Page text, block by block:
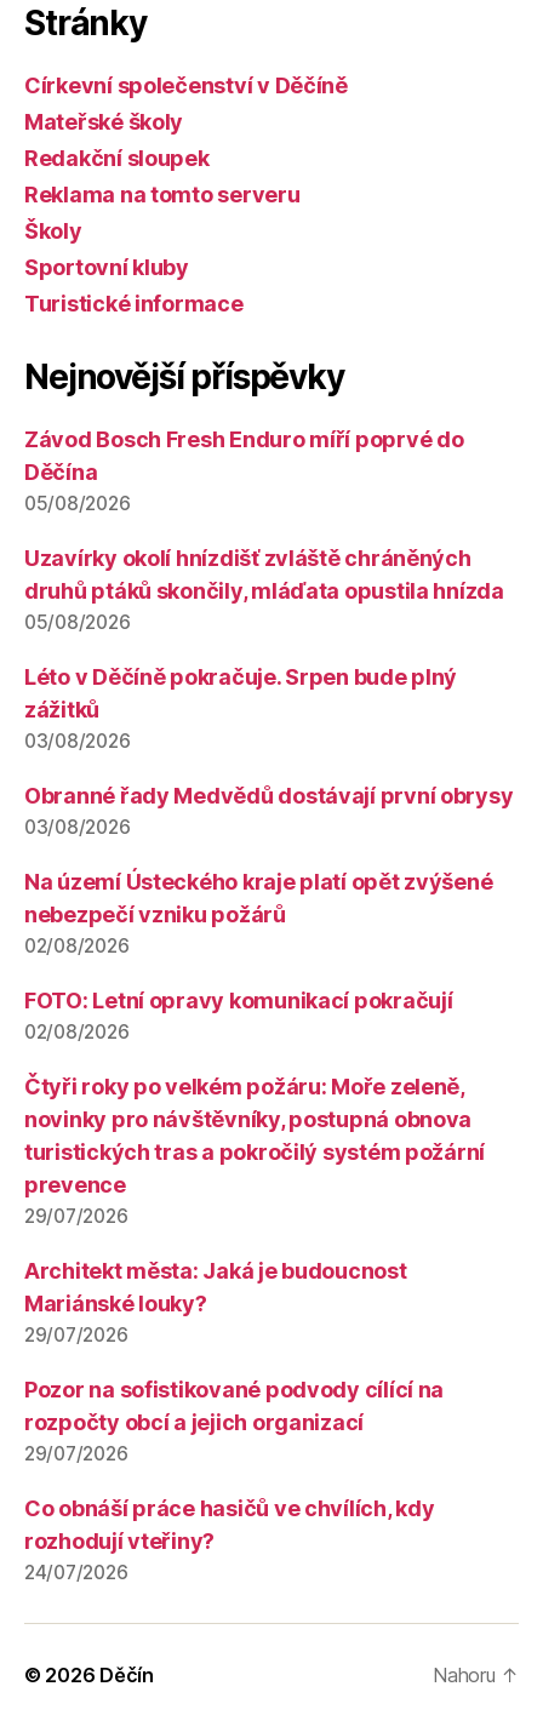
Stránky
Církevní společenství v Děčíně
Mateřské školy
Redakční sloupek
Reklama na tomto serveru
Školy
Sportovní kluby
Turistické informace
Nejnovější příspěvky
Závod Bosch Fresh Enduro míří poprvé do
Děčína
05/08/2026
Uzavírky okolí hnízdišť zvláště chráněných
druhů ptáků skončily, mláďata opustila hnízda
05/08/2026
Léto v Děčíně pokračuje. Srpen bude plný
zážitků
03/08/2026
Obranné řady Medvědů dostávají první obrysy
03/08/2026
Na území Ústeckého kraje platí opět zvýšené
nebezpečí vzniku požárů
02/08/2026
FOTO: Letní opravy komunikací pokračují
02/08/2026
Čtyři roky po velkém požáru: Moře zeleně,
novinky pro návštěvníky, postupná obnova
turistických tras a pokročilý systém požární
prevence
29/07/2026
Architekt města: Jaká je budoucnost
Mariánské louky?
29/07/2026
Pozor na sofistikované podvody cílící na
rozpočty obcí a jejich organizací
29/07/2026
Co obnáší práce hasičů ve chvílích, kdy
rozhodují vteřiny?
24/07/2026
© 2026 Děčín Nahoru ↑